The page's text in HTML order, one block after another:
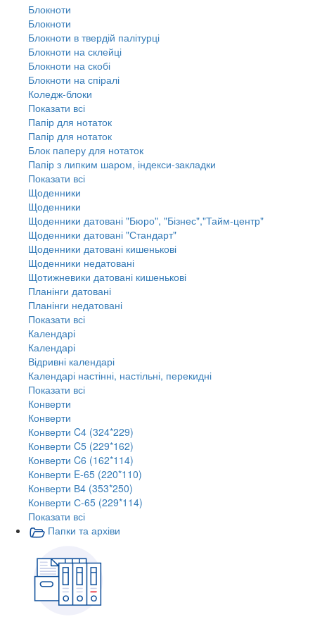
Блокноти
Блокноти
Блокноти в твердій палітурці
Блокноти на склейці
Блокноти на скобі
Блокноти на спіралі
Коледж-блоки
Показати всі
Папір для нотаток
Папір для нотаток
Блок паперу для нотаток
Папір з липким шаром, індекси-закладки
Показати всі
Щоденники
Щоденники
Щоденники датовані "Бюро", "Бізнес","Тайм-центр"
Щоденники датовані "Стандарт"
Щоденники датовані кишенькові
Щоденники недатовані
Щотижневики датовані кишенькові
Планінги датовані
Планінги недатовані
Показати всі
Календарі
Календарі
Відривні календарі
Календарі настінні, настільні, перекидні
Показати всі
Конверти
Конверти
Конверти C4 (324*229)
Конверти C5 (229*162)
Конверти C6 (162*114)
Конверти E-65 (220*110)
Конверти В4 (353*250)
Конверти С-65 (229*114)
Показати всі
Папки та архіви